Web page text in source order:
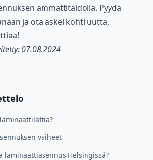
ammattitaidolla. Pyydä
ja ota askel kohti uutta,
07.08.2024
vaiheet
laminaattiasennus Helsingissä?